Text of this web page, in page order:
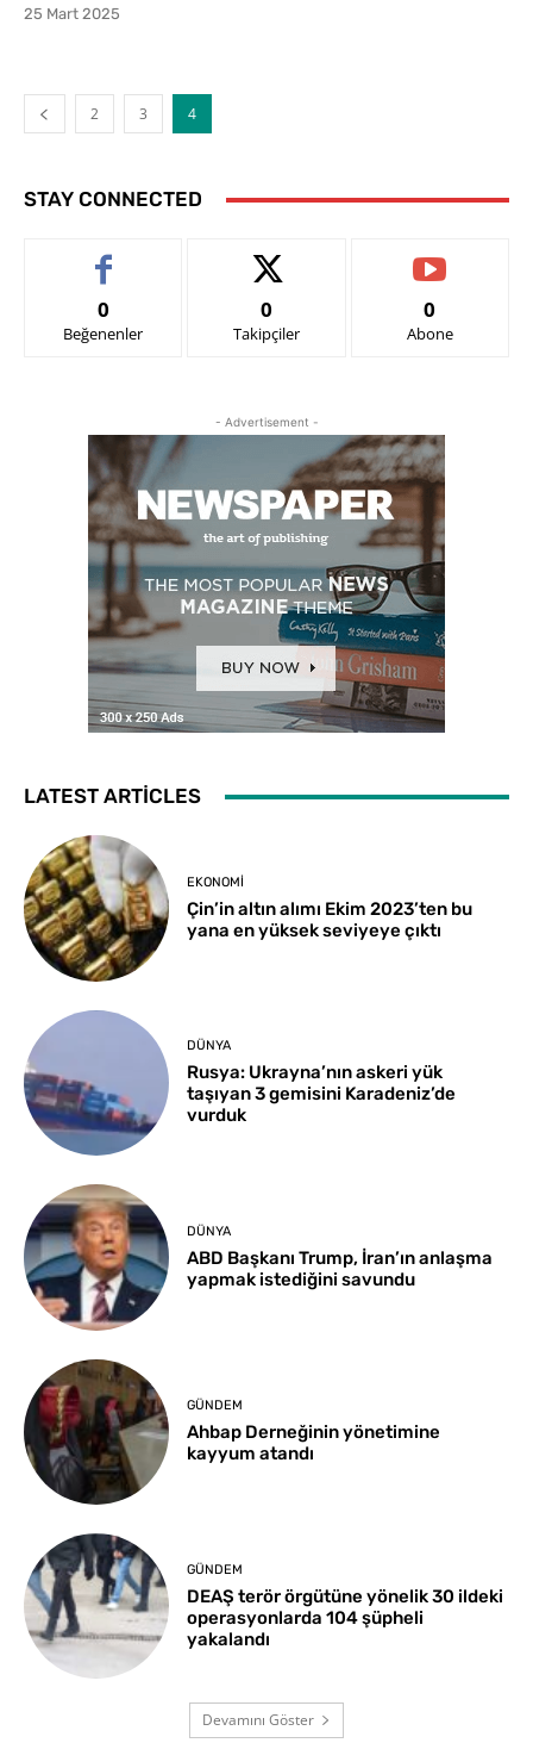
25 Mart 2025
2 3 4
STAY CONNECTED
0
Beğenenler
0
Takipçiler
0
Abone
- Advertisement -
LATEST ARTICLES
EKONOMI
Çin’in altın alımı Ekim 2023’ten bu
yana en yüksek seviyeye çıktı
DÜNYA
Rusya: Ukrayna’nın askeri yük
taşıyan 3 gemisini Karadeniz’de
vurduk
DÜNYA
ABD Başkanı Trump, İran’ın anlaşma
yapmak istediğini savundu
GÜNDEM
Ahbap Derneğinin yönetimine
kayyum atandı
GÜNDEM
DEAŞ terör örgütüne yönelik 30 ildeki
operasyonlarda 104 şüpheli
yakalandı
Devamını Göster